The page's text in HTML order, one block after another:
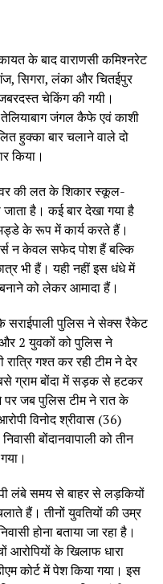
के बाद वाराणसी कमि‍श्‍नरेट
सि‍गरा, लंका और चि‍तईपुर
चेकिंग की गयी।
जंगल कैफे एवं काशी
हुक्का बार चलाने वाले दो
किया।
की लत के शिकार स्कूल-
है। कई बार देखा गया है
के रूप में कार्य करते हैं।
न केवल सफेद पोश हैं बल्कि
भी हैं। यही नहीं इस धंधे में
को लेकर आमादा हैं।
सराईपाली पुलिस ने सेक्स रैकेट
और 2 युवकों को पुलिस ने
रात्रि गश्त कर रही टीम ने देर
ग्राम बोंदा में सड़क से हटकर
जब पुलिस टीम ने रात के
विनोद श्रीवास (36)
बोंदानवापाली को तीन
लंबे समय से बाहर से लड़कियों
हैं। तीनों युवतियों की उम्र
होना बताया जा रहा है।
आरोपियों के खिलाफ धारा
कोर्ट में पेश किया गया। इस